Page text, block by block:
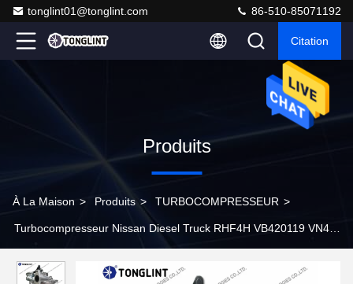
tonglint01@tonglint.com 86-510-85071192
Citation
Produits
À La Maison > Produits > TURBOCOMPRESSEUR >
Turbocompresseur Nissan Diesel Truck RHF4H VB420119 VN4